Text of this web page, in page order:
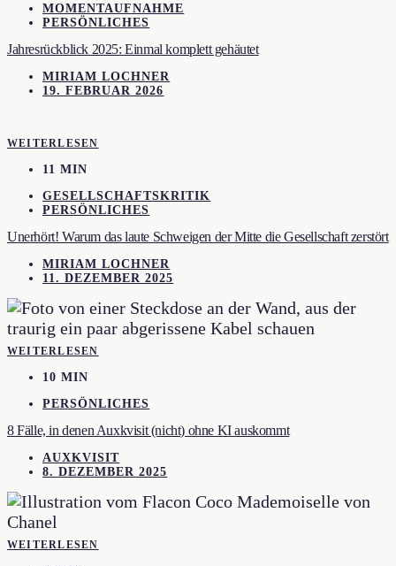
MOMENTAUFNAHME
PERSÖNLICHES
Jahresrückblick 2025: Einmal komplett gehäutet
MIRIAM LOCHNER
19. FEBRUAR 2026
WEITERLESEN
11 MIN
GESELLSCHAFTSKRITIK
PERSÖNLICHES
Unerhört! Warum das laute Schweigen der Mitte die Gesellschaft zerstört
MIRIAM LOCHNER
11. DEZEMBER 2025
WEITERLESEN
10 MIN
PERSÖNLICHES
8 Fälle, in denen Auxkvisit (nicht) ohne KI auskommt
AUXKVISIT
8. DEZEMBER 2025
WEITERLESEN